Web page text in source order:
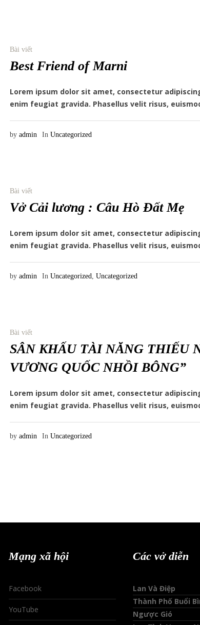
Bài viết
Best Friend of Marni
Lorem ipsum dolor sit amet, consectetur
enim feugiat gravida. Phasellus velit risus,
byadmin InUncategorized
Bài viết
Vở Cải lương : Câu Hò Đất Mẹ
Lorem ipsum dolor sit amet, consectetur
enim feugiat gravida. Phasellus velit risus,
byadmin InUncategorized,Uncategorized
Bài viết
SÂN KHẤU TÀI NĂNG THIẾU
VƯƠNG QUỐC NHỒI BÔNG”
Lorem ipsum dolor sit amet, consectetur
enim feugiat gravida. Phasellus velit risus,
byadmin InUncategorized
Mạng xã hội
Facebook
YouTube
Các vở diễn
Lan Và Điệp
Thành Phố Buổi
Ngược Gió